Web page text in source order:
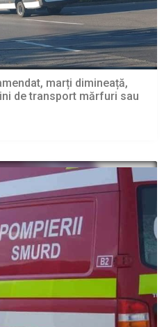
marți dimineață,
de transport mărfuri sau